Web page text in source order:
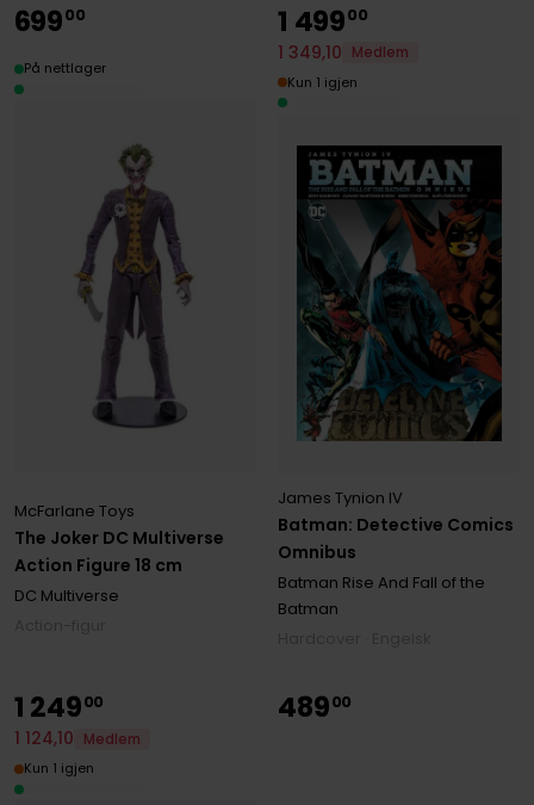
The Joker DC Multiverse
Action Figure 18 cm
McFarlane Toys
DC Multiverse
69900
På nettlager
Batman: Detective Comics
Omnibus
James Tynion IV
Batman Rise And Fall of the
Batman
1 49900
1 349,10
Medlem
Kun 1 igjen
1 24900
1 124,10
Medlem
Kun 1 igjen
48900